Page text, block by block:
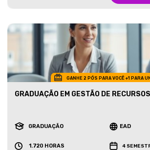
GANHE 2 PÓS PARA VOCÊ +1 PARA
GRADUAÇÃO EM GESTÃO DE
GRADUAÇÃO EAD
1.720 HORAS 4